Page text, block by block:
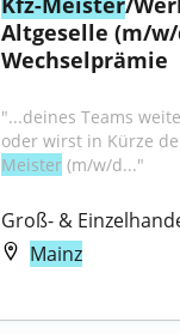
Altgeselle (m/w/
Wechselprämie
"...deines Teams
oder wirst in Kürze
Meister (m/w/d..."
Groß- &
Mainz